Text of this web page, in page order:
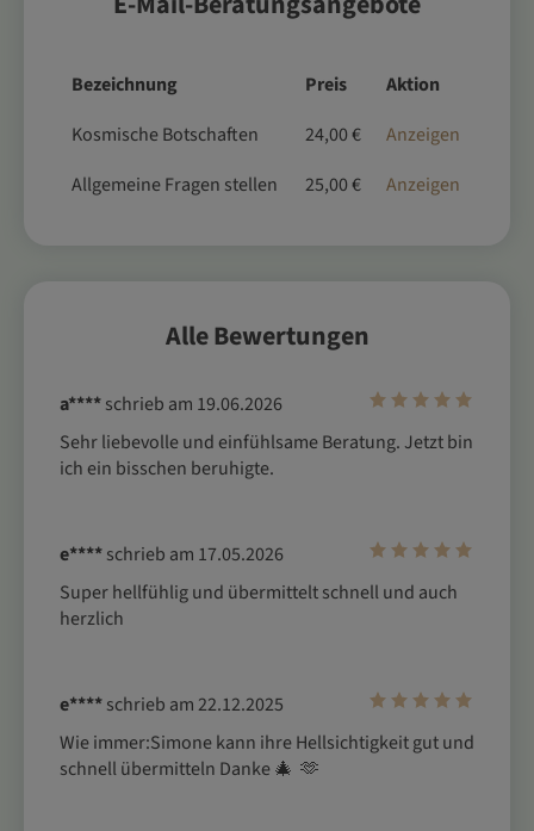
Bezeichnung Preis
Aktion
Kosmische Botschaften
24,00 €
Anzeigen
Allgemeine Fragen stellen
25,00 € Anzeigen
Alle Bewertungen
a****schrieb am 19.06.2026
Sehr liebevolle und einfühlsame Beratung. Jetzt bin
ich ein bisschen beruhigte.
e****schrieb am 17.05.2026
Super hellfühlig und übermittelt schnell und auch
herzlich
e****schrieb am 22.12.2025
Wie immer:Simone kann ihre Hellsichtigkeit gut und
schnell übermitteln Danke 🎄  🫶